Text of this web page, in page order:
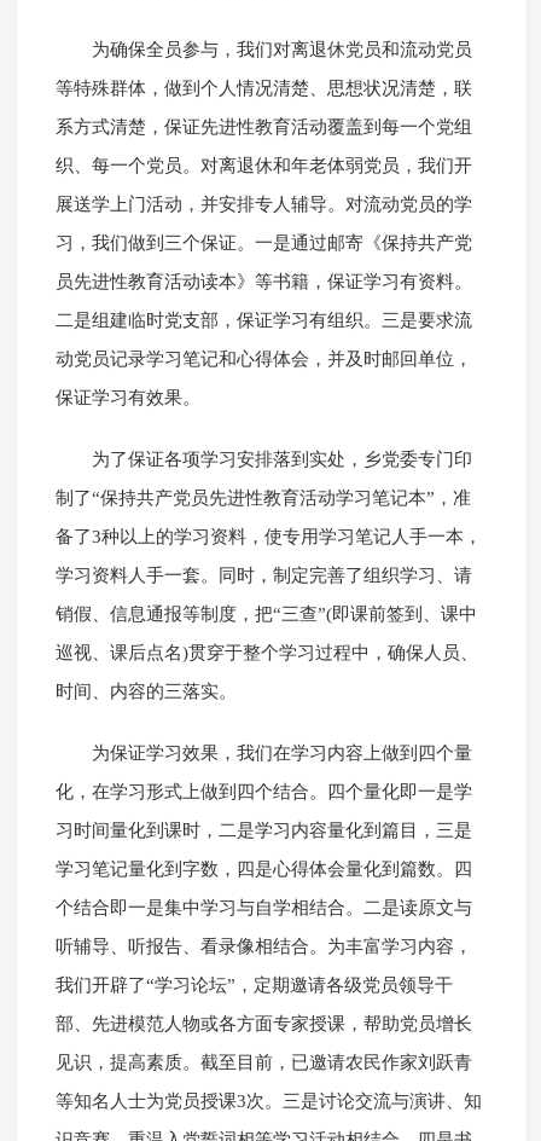
为确保全员参与，我们对离退休党员和流动党员
等特殊群体，做到个人情况清楚、思想状况清楚，联
系方式清楚，保证先进性教育活动覆盖到每一个党组
织、每一个党员。对离退休和年老体弱党员，我们开
展送学上门活动，并安排专人辅导。对流动党员的学
习，我们做到三个保证。一是通过邮寄《保持共产党
员先进性教育活动读本》等书籍，保证学习有资料。
二是组建临时党支部，保证学习有组织。三是要求流
动党员记录学习笔记和心得体会，并及时邮回单位，
保证学习有效果。
为了保证各项学习安排落到实处，乡党委专门印
制了“保持共产党员先进性教育活动学习笔记本”，准
备了3种以上的学习资料，使专用学习笔记人手一本，
学习资料人手一套。同时，制定完善了组织学习、请
销假、信息通报等制度，把“三查”(即课前签到、课中
巡视、课后点名)贯穿于整个学习过程中，确保人员、
时间、内容的三落实。
为保证学习效果，我们在学习内容上做到四个量
化，在学习形式上做到四个结合。四个量化即一是学
习时间量化到课时，二是学习内容量化到篇目，三是
学习笔记量化到字数，四是心得体会量化到篇数。四
个结合即一是集中学习与自学相结合。二是读原文与
听辅导、听报告、看录像相结合。为丰富学习内容，
我们开辟了“学习论坛”，定期邀请各级党员领导干
部、先进模范人物或各方面专家授课，帮助党员增长
见识，提高素质。截至目前，已邀请农民作家刘跃青
等知名人士为党员授课3次。三是讨论交流与演讲、知